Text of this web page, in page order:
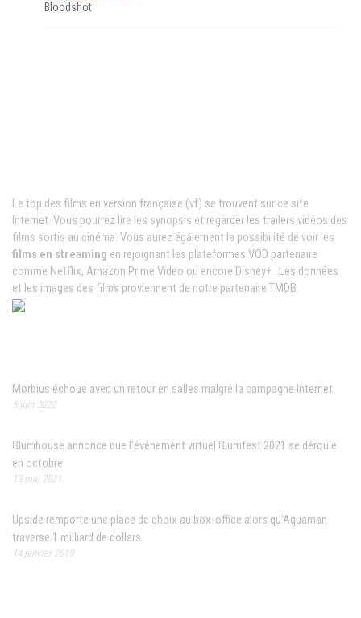
Bloodshot
Le top des films en version française (vf) se trouvent sur ce site
Internet. Vous pourrez lire les synopsis et regarder les trailers vidéos des
films sortis au cinéma. Vous aurez également la possibilité de voir les
films en streaming en rejoignant les plateformes VOD partenaire
comme Netflix, Amazon Prime Video ou encore Disney+ . Les données
et les images des films proviennent de notre partenaire TMDB.
Morbius échoue avec un retour en salles malgré la campagne Internet
5 juin 2022
Blumhouse annonce que l’événement virtuel Blumfest 2021 se déroule
en octobre
13 mai 2021
Upside remporte une place de choix au box-office alors qu'Aquaman
traverse 1 milliard de dollars
14 janvier 2019